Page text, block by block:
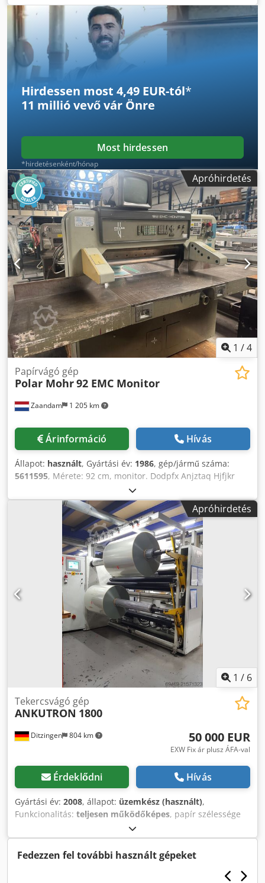
Dkodjztcwvepfx Anfsr
Hirdessen most 4,49 EUR-tól*
11 millió vevővár Önre
Most hirdessen
*hirdetésenként/hónap
Apróhirdetés
1 /4
Zaandam 1 205 km
Papírvágó gép
Polar Mohr92 EMC Monitor
Árinformáció Hívás
Állapot: használt, Gyártási év: 1986, gép/jármű száma:
5611595, Mérete: 92 cm, monitor. Dodpfx Anjztaq Hjfjkr
Apróhirdetés
1 / 6
Ditzingen 804 km
Tekercsvágó gép
ANKUTRON 1800
50 000 EUR
EXW Fix ár plusz ÁFA-val
Érdeklődni Hívás
Gyártási év: 2008, állapot: üzemkész (használt),
Funkcionalitás: teljesen működőképes, papír szélessége
, Lebontási átmérő: 1 000 mm
Tekercselési átmérő: 800 mm Maximális sebesség: 400
m/perc Fricciós tengelyek 3 és 6 hüvelykes Hidraulikus
emelő a lebontóállomáson Felragasztó asztal Pályaszél-
szabályozás Tidland kés tartók, 20 db Djdpfx Anjywl D
Fedezzen fel további használt gépeket